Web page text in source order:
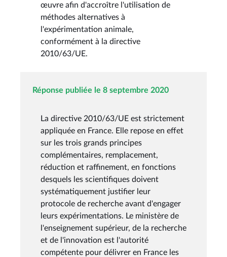
œuvre afin d'accroître l'utilisation de
méthodes alternatives à
l'expérimentation animale,
conformément à la directive
2010/63/UE.
Réponse publiée le 8 septembre 2020
La directive 2010/63/UE est strictement
appliquée en France. Elle repose en effet
sur les trois grands principes
complémentaires, remplacement,
réduction et raffinement, en fonctions
desquels les scientifiques doivent
systématiquement justifier leur
protocole de recherche avant d'engager
leurs expérimentations. Le ministère de
l'enseignement supérieur, de la recherche
et de l'innovation est l'autorité
compétente pour délivrer en France les